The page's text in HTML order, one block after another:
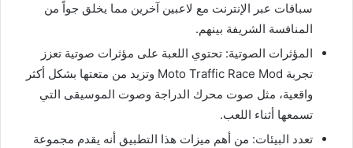
سباقات عبر الإنترنت مع لاعبين آخرين مما يخلق جواً من
المنافسة الشريفة بينهم.
المؤثرات الصوتية: تحتوي اللعبة على مؤثرات صوتية تعزز
تجربة Moto Traffic Race Mod وتزيد من متعتها بشكل أكثر
واقعية، مثل صوت محرك الدراجة وصوت الموسيقى التي
تسمعها أثناء اللعب.
تعدد البيئات: من أهم ميزات هذا التطبيق أنه يقدم مجموعة